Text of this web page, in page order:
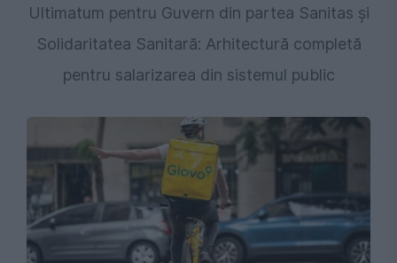
Ultimatum pentru Guvern din partea Sanitas și
Solidaritatea Sanitară: Arhitectură completă
pentru salarizarea din sistemul public